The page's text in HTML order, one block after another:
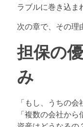
ラブルに巻き込ま
次の章で、その理
担保の
み
「もし、うちの
「複数の会社か